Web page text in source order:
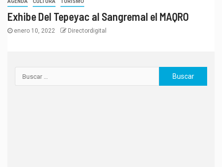
AGENDA CULTURA TURISMO
Exhibe Del Tepeyac al Sangremal el MAQRO
enero 10, 2022 Directordigital